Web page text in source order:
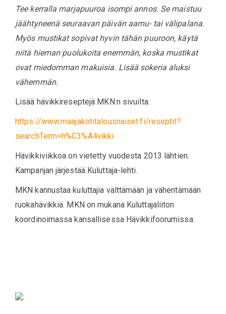
Tee kerralla marjapuuroa isompi annos. Se maistuu
jäähtyneenä seuraavan päivän aamu- tai välipalana.
Myös mustikat sopivat hyvin tähän puuroon, käytä
niitä hieman puolukoita enemmän, koska mustikat
ovat miedomman makuisia. Lisää sokeria aluksi
vähemmän.
Lisää hävikkireseptejä MKN:n sivuilta:
https://www.maajakotitalousnaiset.fi/reseptit?
searchTerm=h%C3%A4vikki
Hävikkiviikkoa on vietetty vuodesta 2013 lähtien.
Kampanjan järjestää Kuluttaja-lehti.
MKN kannustaa kuluttajia välttämään ja vähentämään
ruokahävikkiä. MKN on mukana Kuluttajaliiton
koordinoimassa kansallisessa Hävikkifoorumissa.